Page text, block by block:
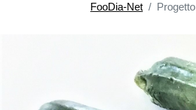
FooDia-Net